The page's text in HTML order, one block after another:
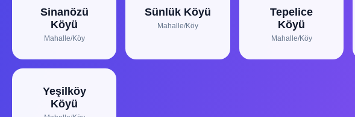
Sinanözü
Köyü
Mahalle/Köy
Sünlük Köyü
Mahalle/Köy
Tepelice
Köyü
Mahalle/Köy
Yeşilköy
Köyü